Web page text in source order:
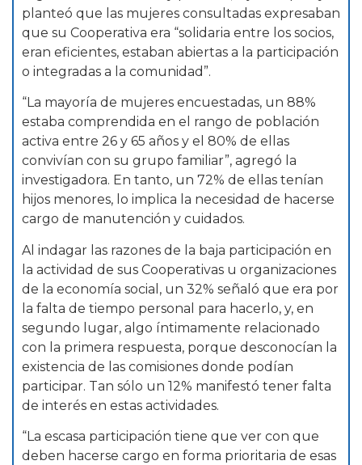
planteó que las mujeres consultadas expresaban
que su Cooperativa era “solidaria entre los socios,
eran eficientes, estaban abiertas a la participación
o integradas a la comunidad”.
“La mayoría de mujeres encuestadas, un 88%
estaba comprendida en el rango de población
activa entre 26 y 65 años y el 80% de ellas
convivían con su grupo familiar”, agregó la
investigadora. En tanto, un 72% de ellas tenían
hijos menores, lo implica la necesidad de hacerse
cargo de manutención y cuidados.
Al indagar las razones de la baja participación en
la actividad de sus Cooperativas u organizaciones
de la economía social, un 32% señaló que era por
la falta de tiempo personal para hacerlo, y, en
segundo lugar, algo íntimamente relacionado
con la primera respuesta, porque desconocían la
existencia de las comisiones donde podían
participar. Tan sólo un 12% manifestó tener falta
de interés en estas actividades.
“La escasa participación tiene que ver con que
deben hacerse cargo en forma prioritaria de esas